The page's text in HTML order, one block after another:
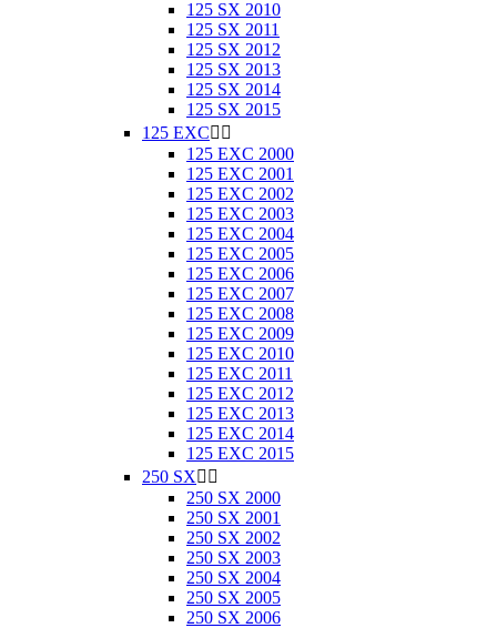
125 SX 2010
125 SX 2011
125 SX 2012
125 SX 2013
125 SX 2014
125 SX 2015
125 EXC 
125 EXC 2000
125 EXC 2001
125 EXC 2002
125 EXC 2003
125 EXC 2004
125 EXC 2005
125 EXC 2006
125 EXC 2007
125 EXC 2008
125 EXC 2009
125 EXC 2010
125 EXC 2011
125 EXC 2012
125 EXC 2013
125 EXC 2014
125 EXC 2015
250 SX 
250 SX 2000
250 SX 2001
250 SX 2002
250 SX 2003
250 SX 2004
250 SX 2005
250 SX 2006